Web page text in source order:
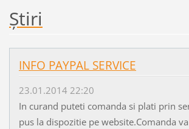
Ştiri
INFO PAYPAL SERVICE
23.01.2014 22:20
In curand puteti comanda si plati prin
pus la dispozitie pe website.Comanda